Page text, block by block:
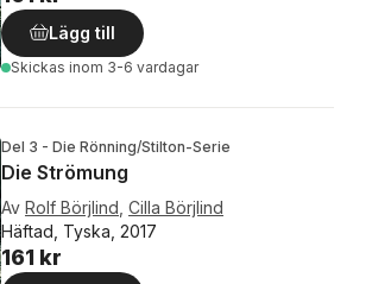
Lägg till
Skickas inom 3-6 vardagar
Del 3 - Die Rönning/Stilton-Serie
Die Strömung
Av Rolf Börjlind Cilla Börjlind
Häftad, Tyska, 2017
161 kr